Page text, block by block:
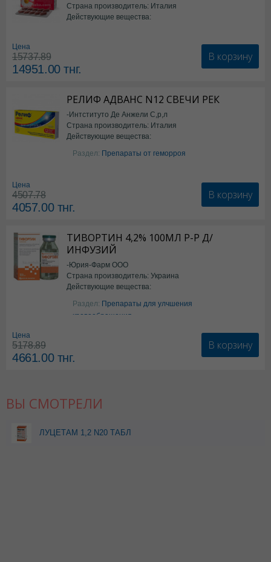
Страна производитель: Италия
Действующие вещества:
Цена
15737.89
14951.00тнг.
В корзину
РЕЛИФ АДВАНС N12 СВЕЧИ РЕК
-Интституто Де Анжели С,р,л
Страна производитель: Италия
Действующие вещества:
Бензокаин
Раздел: Препараты от геморроя
Цена
4507.78
4057.00тнг.
В корзину
ТИВОРТИН 4,2% 100МЛ Р-Р Д/
ИНФУЗИЙ
-Юрия-Фарм ООО
Страна производитель: Украина
Действующие вещества:
Аргинин
Раздел: Препараты для улчшения
кровообращения
Цена
5178.89
4661.00тнг.
В корзину
ВЫ СМОТРЕЛИ
ЛУЦЕТАМ 1,2 N20 ТАБЛ